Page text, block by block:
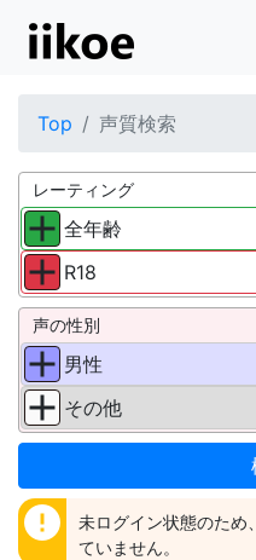
Top 声質検索
レーティング
全年齢
R18
声の性別
男性
その他
error
未ログイン状態のため
ていません。